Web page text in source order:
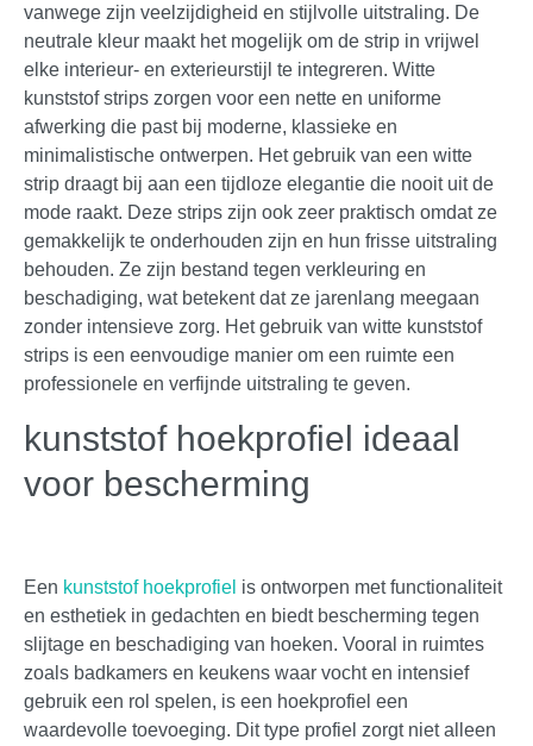
vanwege zijn veelzijdigheid en stijlvolle uitstraling. De
neutrale kleur maakt het mogelijk om de strip in vrijwel
elke interieur- en exterieurstijl te integreren. Witte
kunststof strips zorgen voor een nette en uniforme
afwerking die past bij moderne, klassieke en
minimalistische ontwerpen. Het gebruik van een witte
strip draagt bij aan een tijdloze elegantie die nooit uit de
mode raakt. Deze strips zijn ook zeer praktisch omdat ze
gemakkelijk te onderhouden zijn en hun frisse uitstraling
behouden. Ze zijn bestand tegen verkleuring en
beschadiging, wat betekent dat ze jarenlang meegaan
zonder intensieve zorg. Het gebruik van witte kunststof
strips is een eenvoudige manier om een ruimte een
professionele en verfijnde uitstraling te geven.
kunststof hoekprofiel ideaal
voor bescherming
Een kunststof hoekprofiel is ontworpen met functionaliteit
en esthetiek in gedachten en biedt bescherming tegen
slijtage en beschadiging van hoeken. Vooral in ruimtes
zoals badkamers en keukens waar vocht en intensief
gebruik een rol spelen, is een hoekprofiel een
waardevolle toevoeging. Dit type profiel zorgt niet alleen